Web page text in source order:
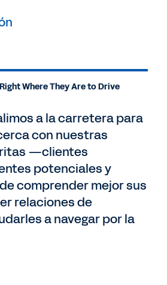
Where They Are to Drive
a la carretera para
con nuestras
—clientes
potenciales y
comprender mejor sus
relaciones de
a navegar por la